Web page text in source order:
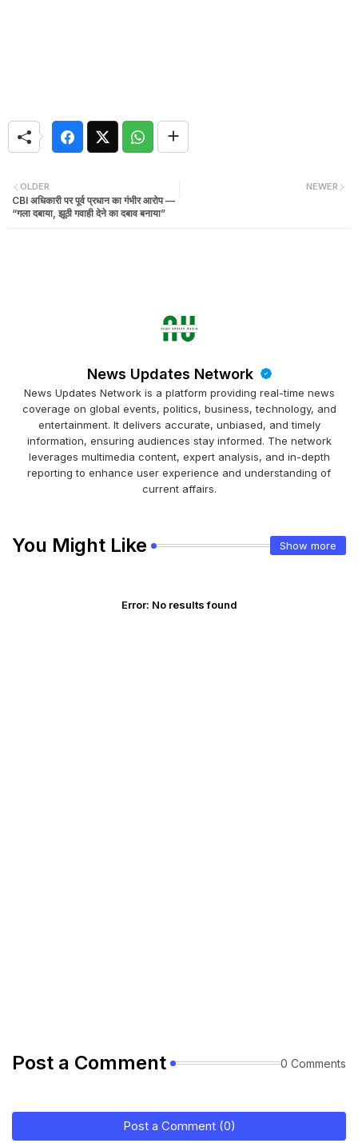
NEWER
OLDER
CBI अधिकारी पर पूर्व प्रधान का गंभीर आरोप —
“गला दबाया, झूठी गवाही देने का दबाव बनाया”
News Updates Network
News Updates Network is a platform providing real-time news
coverage on global events, politics, business, technology, and
entertainment. It delivers accurate, unbiased, and timely
information, ensuring audiences stay informed. The network
leverages multimedia content, expert analysis, and in-depth
reporting to enhance user experience and understanding of
current affairs.
You Might Like Show more
Error: No results found
Post a Comment 0 Comments
Post a Comment (0)